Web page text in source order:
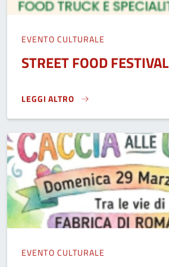
EVENTO CULTURALE
STREET FOOD FESTIVAL
LEGGI ALTRO
STREET FOOD FESTIVAL}
EVENTO CULTURALE